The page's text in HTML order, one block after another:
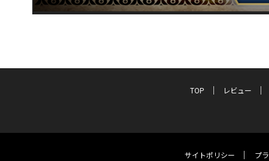
TOP レビュー
サイトポリシー プ